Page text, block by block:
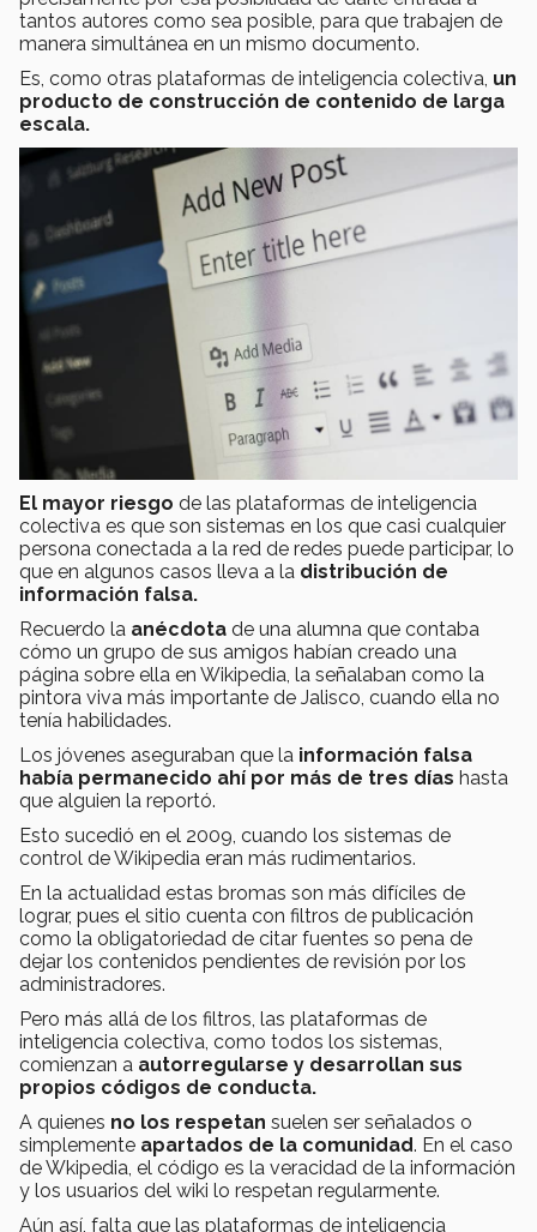
tantos autores como sea posible, para que trabajen de
manera simultánea en un mismo documento.
Es, como otras plataformas de inteligencia colectiva, un
producto de construcción de contenido de larga
escala.
El mayor riesgo de las plataformas de inteligencia
colectiva es que son sistemas en los que casi cualquier
persona conectada a la red de redes puede participar, lo
que en algunos casos lleva a la distribución de
información falsa.
Recuerdo la anécdota de una alumna que contaba
cómo un grupo de sus amigos habían creado una
página sobre ella en Wikipedia, la señalaban como la
pintora viva más importante de Jalisco, cuando ella no
tenía habilidades.
Los jóvenes aseguraban que la información falsa
había permanecido ahí por más de tres días hasta
que alguien la reportó.
Esto sucedió en el 2009, cuando los sistemas de
control de Wikipedia eran más rudimentarios.
En la actualidad estas bromas son más difíciles de
lograr, pues el sitio cuenta con filtros de publicación
como la obligatoriedad de citar fuentes so pena de
dejar los contenidos pendientes de revisión por los
administradores.
Pero más allá de los filtros, las plataformas de
inteligencia colectiva, como todos los sistemas,
comienzan a autorregularse y desarrollan sus
propios códigos de conducta.
A quienes no los respetan suelen ser señalados o
simplemente apartados de la comunidad. En el caso
de Wkipedia, el código es la veracidad de la información
y los usuarios del wiki lo respetan regularmente.
Aún así, falta que las plataformas de inteligencia